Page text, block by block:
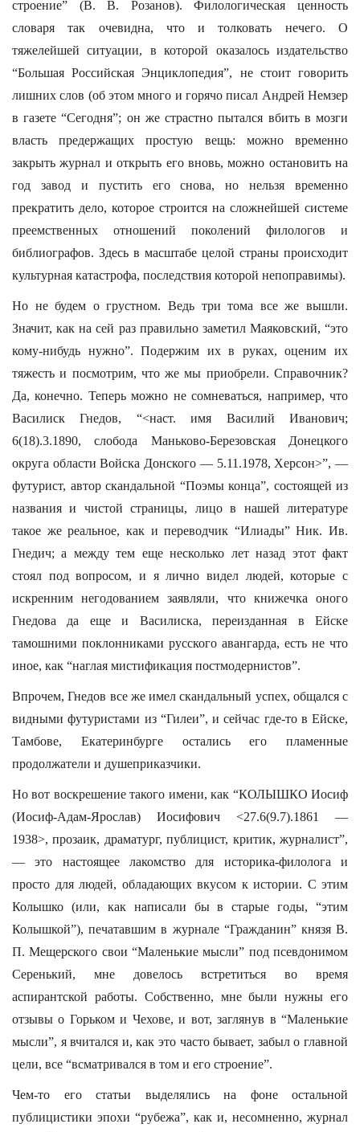
строение” (В. В. Розанов). Филологическая ценность
словаря так очевидна, что и толковать нечего. О
тяжелейшей ситуации, в которой оказалось издательство
“Большая Российская Энциклопедия”, не стоит говорить
лишних слов (об этом много и горячо писал Андрей Немзер
в газете “Сегодня”; он же страстно пытался вбить в мозги
власть предержащих простую вещь: можно временно
закрыть журнал и открыть его вновь, можно остановить на
год завод и пустить его снова, но нельзя временно
прекратить дело, которое строится на сложнейшей системе
преемственных отношений поколений филологов и
библиографов. Здесь в масштабе целой страны происходит
культурная катастрофа, последствия которой непоправимы).
Но не будем о грустном. Ведь три тома все же вышли.
Значит, как на сей раз правильно заметил Маяковский, “это
кому-нибудь нужно”. Подержим их в руках, оценим их
тяжесть и посмотрим, что же мы приобрели. Справочник?
Да, конечно. Теперь можно не сомневаться, например, что
Василиск Гнедов, “<наст. имя Василий Иванович;
6(18).3.1890, слобода Маньково-Березовская Донецкого
округа области Войска Донского — 5.11.1978, Херсон>”, —
футурист, автор скандальной “Поэмы конца”, состоящей из
названия и чистой страницы, лицо в нашей литературе
такое же реальное, как и переводчик “Илиады” Ник. Ив.
Гнедич; а между тем еще несколько лет назад этот факт
стоял под вопросом, и я лично видел людей, которые с
искренним негодованием заявляли, что книжечка оного
Гнедова да еще и Василиска, переизданная в Ейске
тамошними поклонниками русского авангарда, есть не что
иное, как “наглая мистификация постмодернистов”.
Впрочем, Гнедов все же имел скандальный успех, общался с
видными футуристами из “Гилеи”, и сейчас где-то в Ейске,
Тамбове, Екатеринбурге остались его пламенные
продолжатели и душеприказчики.
Но вот воскрешение такого имени, как “КОЛЫШКО Иосиф
(Иосиф-Адам-Ярослав) Иосифович <27.6(9.7).1861 —
1938>, прозаик, драматург, публицист, критик, журналист”,
— это настоящее лакомство для историка-филолога и
просто для людей, обладающих вкусом к истории. С этим
Колышко (или, как написали бы в старые годы, “этим
Колышкой”), печатавшим в журнале “Гражданин” князя В.
П. Мещерского свои “Маленькие мысли” под псевдонимом
Серенький, мне довелось встретиться во время
аспирантской работы. Собственно, мне были нужны его
отзывы о Горьком и Чехове, и вот, заглянув в “Маленькие
мысли”, я вчитался и, как это часто бывает, забыл о главной
цели, все “всматривался в том и его строение”.
Чем-то его статьи выделялись на фоне остальной
публицистики эпохи “рубежа”, как и, несомненно, журнал